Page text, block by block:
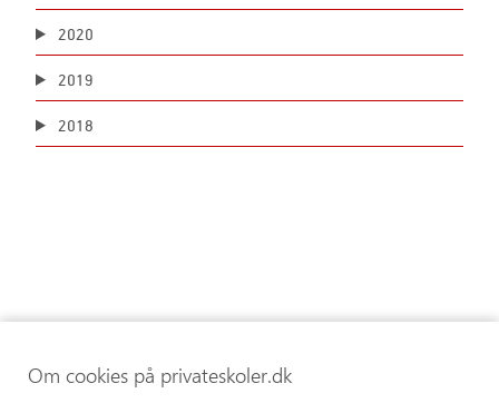
2020
2019
2018
Om cookies på privateskoler.dk